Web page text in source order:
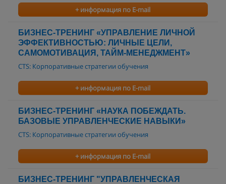
+ информация по E-mail
БИЗНЕС-ТРЕНИНГ «УПРАВЛЕНИЕ ЛИЧНОЙ
ЭФФЕКТИВНОСТЬЮ: ЛИЧНЫЕ ЦЕЛИ,
САМОМОТИВАЦИЯ, ТАЙМ-МЕНЕДЖМЕНТ»
CTS: Корпоративные стратегии обучения
+ информация по E-mail
БИЗНЕС-ТРЕНИНГ «НАУКА ПОБЕЖДАТЬ.
БАЗОВЫЕ УПРАВЛЕНЧЕСКИЕ НАВЫКИ»
CTS: Корпоративные стратегии обучения
+ информация по E-mail
БИЗНЕС-ТРЕНИНГ "УПРАВЛЕНЧЕСКАЯ